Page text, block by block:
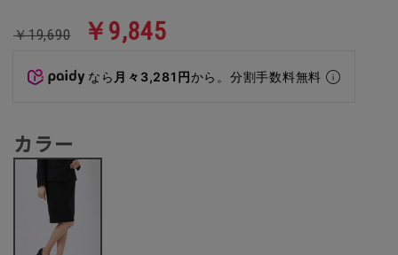
￥19,690 ￥9,845
なら 月々3,281円から。分割手数料無料
カラー